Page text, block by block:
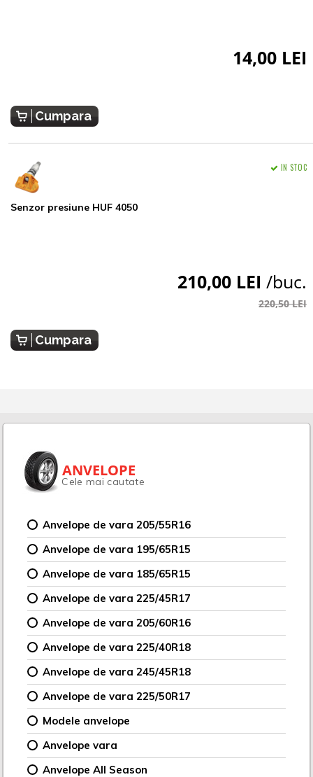
14,00 LEI
Cumpara
Senzor presiune HUF 4050
IN STOC
210,00 LEI /buc.
220,50 LEI
Cumpara
ANVELOPE
Cele mai cautate
Anvelope de vara 205/55R16
Anvelope de vara 195/65R15
Anvelope de vara 185/65R15
Anvelope de vara 225/45R17
Anvelope de vara 205/60R16
Anvelope de vara 225/40R18
Anvelope de vara 245/45R18
Anvelope de vara 225/50R17
Modele anvelope
Anvelope vara
Anvelope All Season